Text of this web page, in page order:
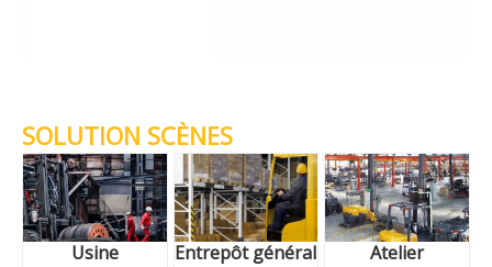
SOLUTION SCÈNES
Usine Entrepôt général Atelier